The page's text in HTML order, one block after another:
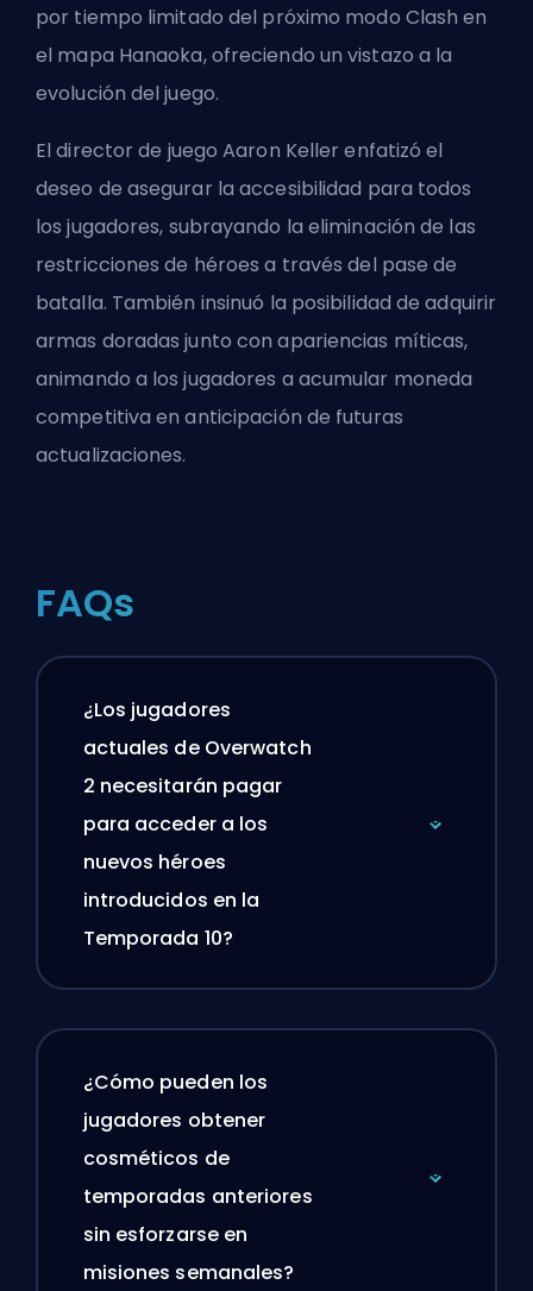
por tiempo limitado del próximo modo Clash en
el mapa Hanaoka, ofreciendo un vistazo a la
evolución del juego.
El director de juego Aaron Keller enfatizó el
deseo de asegurar la accesibilidad para todos
los jugadores, subrayando la eliminación de las
restricciones de héroes a través del pase de
batalla. También insinuó la posibilidad de adquirir
armas doradas junto con apariencias míticas,
animando a los jugadores a acumular moneda
competitiva en anticipación de futuras
actualizaciones.
FAQs
¿Los jugadores
actuales de Overwatch
2 necesitarán pagar
para acceder a los
nuevos héroes
introducidos en la
Temporada 10?
¿Cómo pueden los
jugadores obtener
cosméticos de
temporadas anteriores
sin esforzarse en
misiones semanales?